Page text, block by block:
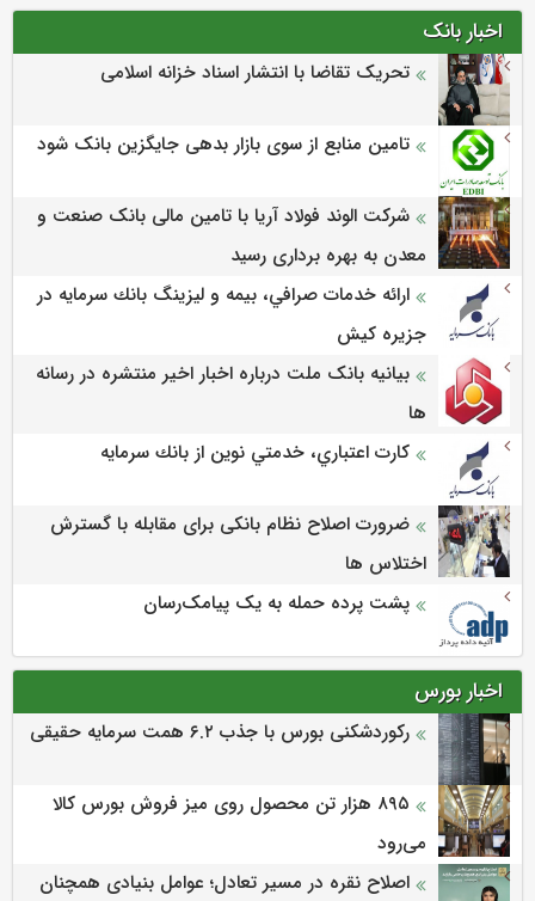
اخبار بانک
تحریک تقاضا با انتشار اسناد خزانه اسلامی
تامین منابع از سوی بازار بدهی جایگزین بانک شود
شرکت الوند فولاد آریا با تامین مالی بانک صنعت و
معدن به بهره برداری رسید
ارائه خدمات صرافي، بيمه و ليزينگ بانك سرمايه در
جزيره كيش
بیانیه بانک ملت درباره اخبار اخیر منتشره در رسانه
ها
كارت اعتباري، خدمتي نوين از بانك سرمايه
ضرورت اصلاح نظام بانکی برای مقابله با گسترش
اختلاس ها
پشت پرده حمله به یک پیامک‌رسان
اخبار بورس
رکوردشکنی بورس با جذب ۶.۲ همت سرمایه حقیقی
۸۹۵ هزار تن محصول روی میز فروش بورس کالا
می‌‌رود
اصلاح نقره در مسیر تعادل؛ عوامل بنیادی همچنان